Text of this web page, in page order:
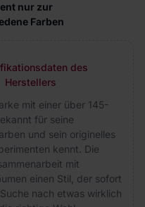
nur zur
Farben
des
Herstellers
mit einer über 145-
für seine
und sein originelles
kennt. Die
mit
einen Stil, der sofort
nach etwas wirklich